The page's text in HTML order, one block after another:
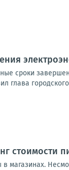
сроки
стоимости
магазинах.